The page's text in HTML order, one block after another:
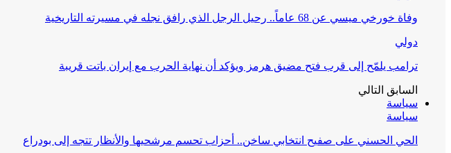
وفاة خورخي ميسي عن 68 عاماً.. رحيل الرجل الذي رافق نجله في مسيرته التاريخية
دولي
ترامب يلمّح إلى قرب فتح مضيق هرمز ويؤكد أن نهاية الحرب مع إيران باتت قريبة
السابق التالي
سياسة
سياسة
الحي الحسني على صفيح انتخابي ساخن.. أحزاب تحسم مرشحيها والأنظار تتجه إلى بودراع